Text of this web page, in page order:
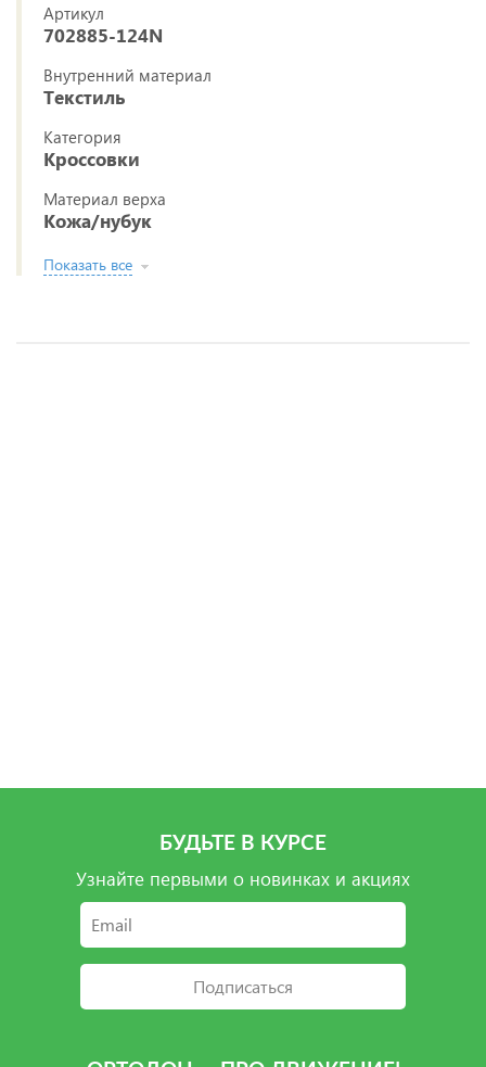
Артикул
702885-124N
Внутренний материал
Текстиль
Категория
Кроссовки
Материал верха
Кожа/нубук
Показать все
БУДЬТЕ В КУРСЕ
Узнайте первыми о новинках и акциях
Подписаться